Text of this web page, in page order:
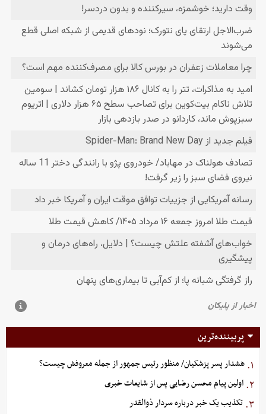
پربیننده‌ترین
۱. هشدار پسر پزشکیان/ منظور رئیس جمهور از جمله معروفش چیست؟
۲. اولین پیام محسن رضایی پس از شایعات خبری
۳. تکذیب یک خبر درباره سردار ذوالقدر